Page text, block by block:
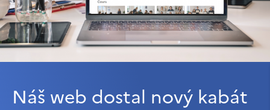
Náš web dostal nový kabát